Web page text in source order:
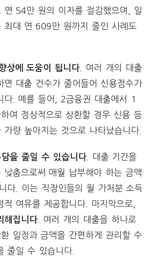
연 54만 원의 이자를 절감했으며, 일
최대 연 609만 원까지 줄인 사례도
상에 도움이 됩니다 . 여러 개의 대출
면 대출 건수가 줄어들어 신용점수가
다. 예를 들어, 2금융권 대출에서 1
여 정상적으로 상환할 경우 신용 등
량 높아지는 것으로 나타났습니다.
을 줄일 수 있습니다. 대출 기간을
낮춤으로써 매월 납부해야 하는 금액
다. 이는 직장인들의 월 가처분 소득
적 여유를 제공합니다. 마지막으로,
해집니다. 여러 개의 대출을 하나로
일정과 금액을 간편하게 관리할 수
줄일 수 있습니다.